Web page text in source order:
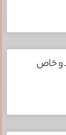
طرح جدید و خاص